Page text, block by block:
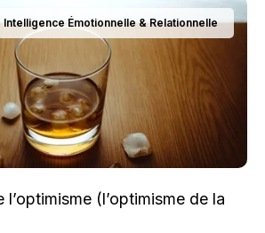
Intelligence Émotionnelle & Relationnelle
(l’optimisme de la